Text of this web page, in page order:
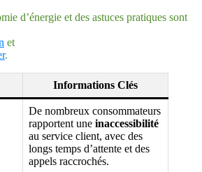
d’énergie et des astuces pratiques sont
et
.
Informations Clés
De nombreux consommateurs
rapportent une inaccessibilité
au service client, avec des
longs temps d’attente et des
appels raccrochés.